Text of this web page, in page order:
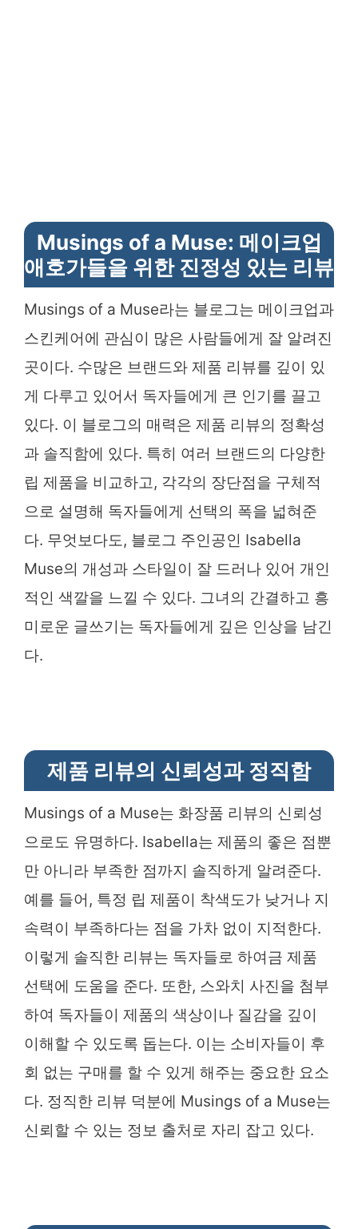
Musings of a Muse: 메이크업
애호가들을 위한 진정성 있는 리뷰
Musings of a Muse라는 블로그는 메이크업과
스킨케어에 관심이 많은 사람들에게 잘 알려진
곳이다. 수많은 브랜드와 제품 리뷰를 깊이 있
게 다루고 있어서 독자들에게 큰 인기를 끌고
있다. 이 블로그의 매력은 제품 리뷰의 정확성
과 솔직함에 있다. 특히 여러 브랜드의 다양한
립 제품을 비교하고, 각각의 장단점을 구체적
으로 설명해 독자들에게 선택의 폭을 넓혀준
다. 무엇보다도, 블로그 주인공인 Isabella
Muse의 개성과 스타일이 잘 드러나 있어 개인
적인 색깔을 느낄 수 있다. 그녀의 간결하고 흥
미로운 글쓰기는 독자들에게 깊은 인상을 남긴
다.
제품 리뷰의 신뢰성과 정직함
Musings of a Muse는 화장품 리뷰의 신뢰성
으로도 유명하다. Isabella는 제품의 좋은 점뿐
만 아니라 부족한 점까지 솔직하게 알려준다.
예를 들어, 특정 립 제품이 착색도가 낮거나 지
속력이 부족하다는 점을 가차 없이 지적한다.
이렇게 솔직한 리뷰는 독자들로 하여금 제품
선택에 도움을 준다. 또한, 스와치 사진을 첨부
하여 독자들이 제품의 색상이나 질감을 깊이
이해할 수 있도록 돕는다. 이는 소비자들이 후
회 없는 구매를 할 수 있게 해주는 중요한 요소
다. 정직한 리뷰 덕분에 Musings of a Muse는
신뢰할 수 있는 정보 출처로 자리 잡고 있다.